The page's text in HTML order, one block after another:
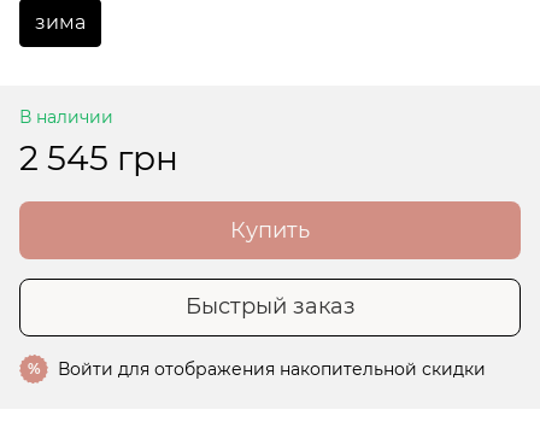
зима
В наличии
2 545 грн
Купить
Быстрый заказ
% Войти для отображения накопительной скидки